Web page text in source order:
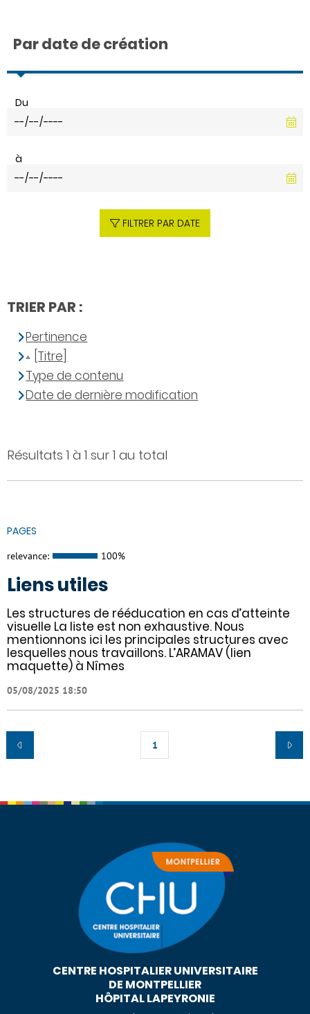
Résultats 1 à 1 sur 1 au total
PAGES
relevance: 100%
Liens utiles
Les structures de rééducation en cas d’atteinte
visuelle La liste est non exhaustive. Nous
mentionnons ici les principales structures avec
lesquelles nous travaillons. L’ARAMAV (lien
maquette) à Nîmes
05/08/2025 18:50
1
Par date de création
Du
à
FILTRER PAR DATE
TRIER PAR :
Pertinence
[Titre]
Type de contenu
Date de dernière modification
CENTRE HOSPITALIER UNIVERSITAIRE
DE MONTPELLIER
HÔPITAL LAPEYRONIE